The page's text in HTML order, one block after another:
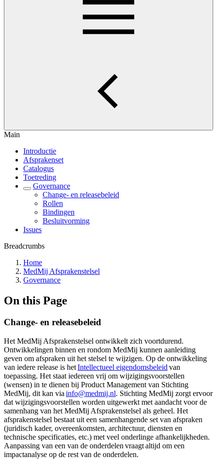
Main
Introductie
Afsprakenset
Catalogus
Toetreding
Governance
Change- en releasebeleid
Rollen
Bindingen
Besluitvorming
Issues
Breadcrumbs
Home
MedMij Afsprakenstelsel
Governance
On this Page
Change- en releasebeleid
Het MedMij Afsprakenstelsel ontwikkelt zich voortdurend.
Ontwikkelingen binnen en rondom MedMij kunnen aanleiding
geven om afspraken uit het stelsel te wijzigen. Op de ontwikkeling
van iedere release is hetIntellectueel eigendomsbeleid van
toepassing. Het staat iedereen vrij om wijzigingsvoorstellen
(wensen) in te dienen bij Product Management van Stichting
MedMij, dit kan via info@medmij.nl. Stichting MedMij zorgt ervoor
dat wijzigingsvoorstellen worden uitgewerkt met aandacht voor de
samenhang van het MedMij Afsprakenstelsel als geheel. Het
afsprakenstelsel bestaat uit een samenhangende set van afspraken
(juridisch kader, overeenkomsten, architectuur, diensten en
technische specificaties, etc.) met veel onderlinge afhankelijkheden.
Aanpassing van een van de onderdelen vraagt altijd om een
impactanalyse op de rest van de onderdelen.